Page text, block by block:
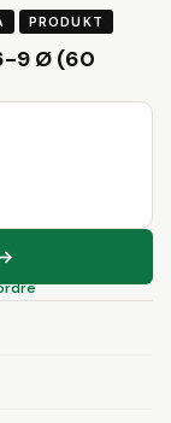
PRODUKT
9 Ø (60